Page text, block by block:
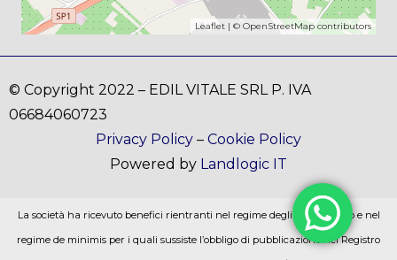
Leaflet | © OpenStreetMapcontributors
© Copyright 2022 – EDIL VITALE SRL P. IVA
06684060723
Privacy Policy – Cookie Policy
Powered by Landlogic IT
La società ha ricevuto benefici rientranti nel regime degli aiuti di stato e nel
regime de minimis per i quali sussiste l’obbligo di pubblicazione nel Registro